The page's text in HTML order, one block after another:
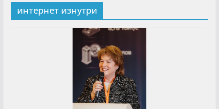
интернет изнутри